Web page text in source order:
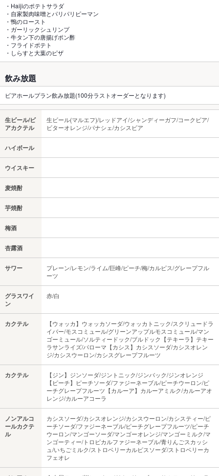
・Haijiのポテトサラダ
・自家製肉味噌とパリパリピーマン
・鴨のロースト
・ガーリックシュリンプ
・牛タン下の唐揚げポン酢
・フライドポテト
・しらすと大葉のピザ
飲み放題
ビアホールプラン飲み放題(100分ラストオーダーとなります)
生ビール/ビ
アカクテル
生ビール(マルエフ)/レッドアイ/シャンディーガフ/コークビア/
ビターオレンジ/パナシェ/カシスビア
ハイボール
ウイスキー
麦焼酎
芋焼酎
梅酒
杏露酒
サワー
プレーン/レモン/ライム/巨峰/ピーチ/梅/カルピス/グレープフル
ーツ
グラスワイ
ン
赤/白
カクテル
【ウォッカ】ウォッカソーダ/ウォッカトニック/スクリュードラ
イバー/モスコミュール/グリーンアップルモスコミュール/マン
ゴーミュール/ソルティードック/ブルドック【テキーラ】テキー
ラサンライズ/パローマ【カシス】カシスソーダ/カシスオレン
ジ/カシスウーロン/カシスグレープフルーツ
カクテル
【ジン】ジンソーダ/ジントニック/ジンバック/ジンオレンジ
【ピーチ】ピーチソーダ/ファジーネーブル/ピーチウーロン/ピ
ーチグレープフルーツ【カルーア】カルーアミルク/カルーアオ
レンジ/カルーアコーラ
ノンアルコ
ールカクテ
ル
カシスソーダ/カシスオレンジ/カシスウーロン/カシスティー/ピ
ーチソーダ/ファジーネーブル/ピーチグレープフルーツ/ピーチ
ウーロン/マンゴーソーダ/マンゴーオレンジ/マンゴーミルク/マ
ンゴーティー/トロピカルファジーネーブル/青りんごスカッシ
ュ/いちごミルク/ストロベリーカルピスソーダ/ストロベリーカ
フェオレ